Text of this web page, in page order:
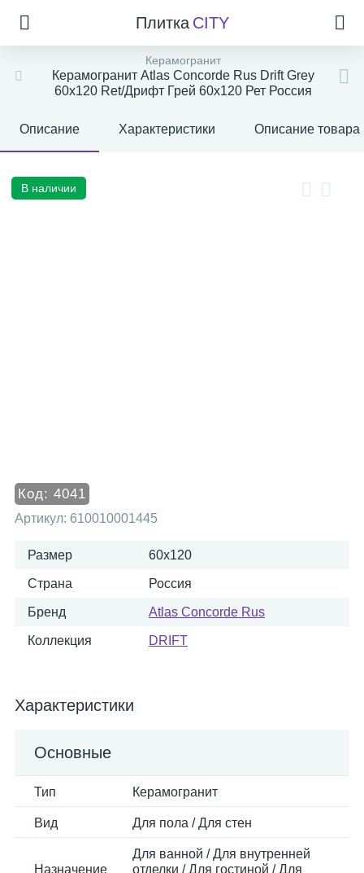
Плитка CITY
Керамогранит
Керамогранит Atlas Concorde Rus Drift Grey
60x120 Ret/Дрифт Грей 60x120 Рет Россия
Описание Характеристики Описание товара
В наличии
Код: 4041
Артикул: 610010001445
Размер 60x120
Страна Россия
Бренд Atlas Concorde Rus
Коллекция DRIFT
Характеристики
Основные
Тип Керамогранит
Вид Для пола / Для стен
Назначение
Для ванной / Для внутренней
отделки / Для гостиной / Для